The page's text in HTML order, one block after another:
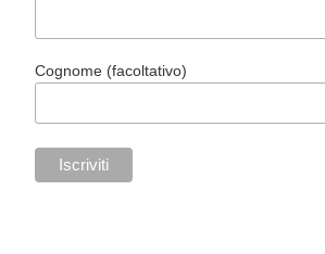
Cognome (facoltativo)